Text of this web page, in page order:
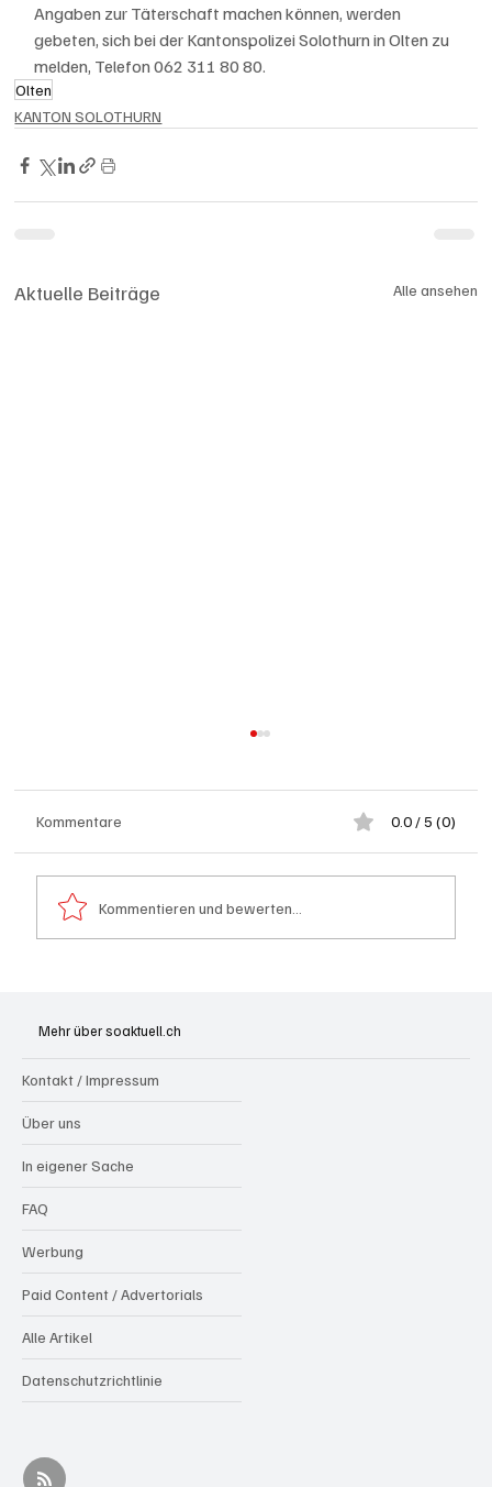
Angaben zur Täterschaft machen können, werden
gebeten, sich bei der Kantonspolizei Solothurn in Olten zu
melden, Telefon 062 311 80 80.
Olten
KANTON SOLOTHURN
Aktuelle Beiträge Alle ansehen
Kommentare 0.0 / 5 (0)
Kommentieren und bewerten...
Mehr über soaktuell.ch
Kontakt / Impressum
Über uns
In eigener Sache
FAQ
Werbung
Paid Content / Advertorials
Alle Artikel
Datenschutzrichtlinie